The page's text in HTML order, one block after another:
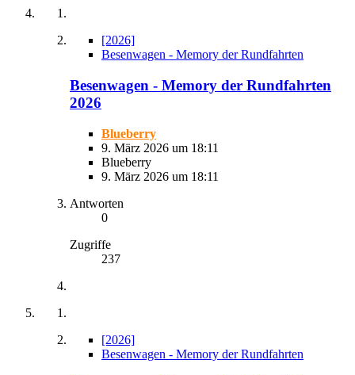
[2026]
Besenwagen - Memory der Rundfahrten
Besenwagen - Memory der Rundfahrten
2026
Blueberry
9. März 2026 um 18:11
Blueberry
9. März 2026 um 18:11
Antworten
0
Zugriffe
237
[2026]
Besenwagen - Memory der Rundfahrten